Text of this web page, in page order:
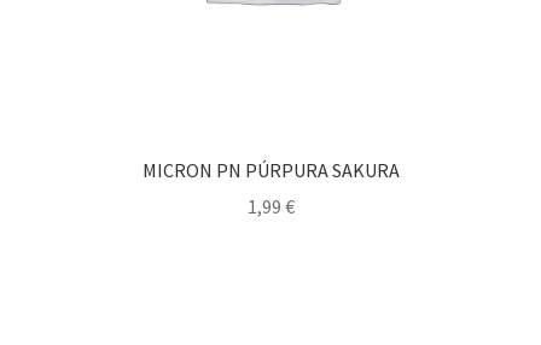
MICRON PN PÚRPURA SAKURA
1,99 €